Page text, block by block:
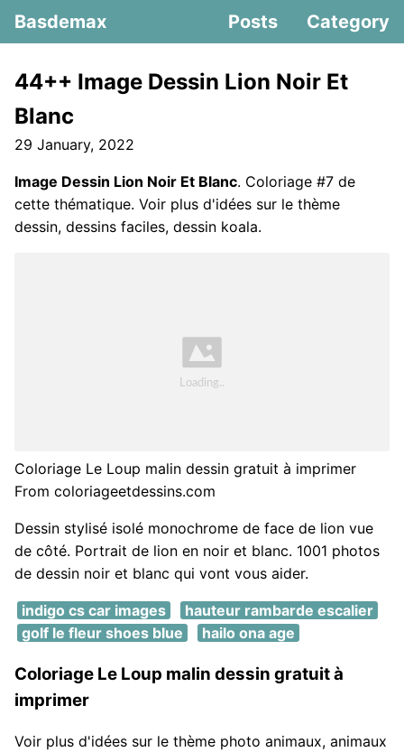
Basdemax Posts Category
44++ Image Dessin Lion Noir Et
Blanc
29 January, 2022
Image Dessin Lion Noir Et Blanc. Coloriage #7 de
cette thématique. Voir plus d'idées sur le thème
dessin, dessins faciles, dessin koala.
Coloriage Le Loup malin dessin gratuit à imprimer
From coloriageetdessins.com
Dessin stylisé isolé monochrome de face de lion vue
de côté. Portrait de lion en noir et blanc. 1001 photos
de dessin noir et blanc qui vont vous aider.
indigo cs car images
hauteur rambarde escalier
golf le fleur shoes blue
hailo ona age
Coloriage Le Loup malin dessin gratuit à
imprimer
Voir plus d'idées sur le thème photo animaux, animaux